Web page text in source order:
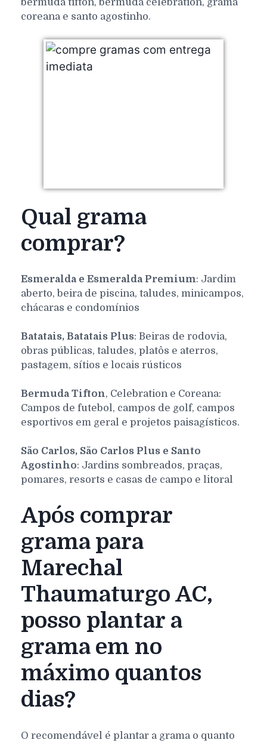
coreana e santo agostinho.
Qual grama
comprar?
Esmeralda e Esmeralda Premium: Jardim
aberto, beira de piscina, taludes, minicampos,
chácaras e condomínios
Batatais, Batatais Plus: Beiras de rodovia,
obras públicas, taludes, platôs e aterros,
pastagem, sítios e locais rústicos
Bermuda Tifton, Celebration e Coreana:
Campos de futebol, campos de golf, campos
esportivos em geral e projetos paisagísticos.
São Carlos, São Carlos Plus e Santo
Agostinho: Jardins sombreados, praças,
pomares, resorts e casas de campo e litoral
Após comprar
grama para
Marechal
Thaumaturgo AC,
posso plantar a
grama em no
máximo quantos
dias?
O recomendável é plantar a grama o quanto